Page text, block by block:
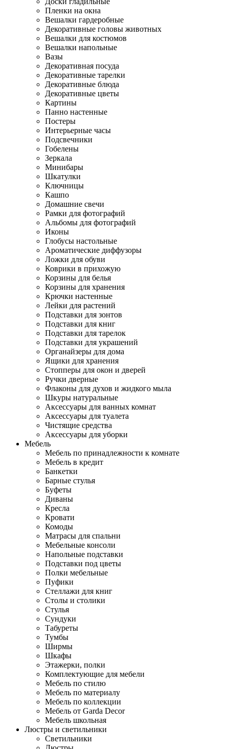
Пленки на окна
Вешалки гардеробные
Декоративные головы животных
Вешалки для костюмов
Вешалки напольные
Вазы
Декоративная посуда
Декоративные тарелки
Декоративные блюда
Декоративные цветы
Картины
Панно настенные
Постеры
Интерьерные часы
Подсвечники
Гобелены
Зеркала
Минибары
Шкатулки
Ключницы
Кашпо
Домашние свечи
Рамки для фотографий
Альбомы для фотографий
Иконы
Глобусы настольные
Ароматические диффузоры
Ложки для обуви
Коврики в прихожую
Корзины для белья
Корзины для хранения
Крючки настенные
Лейки для растений
Подставки для зонтов
Подставки для книг
Подставки для тарелок
Подставки для украшений
Органайзеры для дома
Ящики для хранения
Стопперы для окон и дверей
Ручки дверные
Флаконы для духов и жидкого мыла
Шкуры натуральные
Аксессуары для ванных комнат
Аксессуары для туалета
Чистящие средства
Аксессуары для уборки
Мебель
Мебель по принадлежности к комнате
Мебель в кредит
Банкетки
Барные стулья
Буфеты
Диваны
Кресла
Кровати
Комоды
Матрасы для спальни
Мебельные консоли
Напольные подставки
Подставки под цветы
Полки мебельные
Пуфики
Стеллажи для книг
Столы и столики
Стулья
Сундуки
Табуреты
Тумбы
Ширмы
Шкафы
Этажерки, полки
Комплектующие для мебели
Мебель по стилю
Мебель по материалу
Мебель по коллекции
Мебель от Garda Decor
Мебель школьная
Люстры и светильники
Светильники